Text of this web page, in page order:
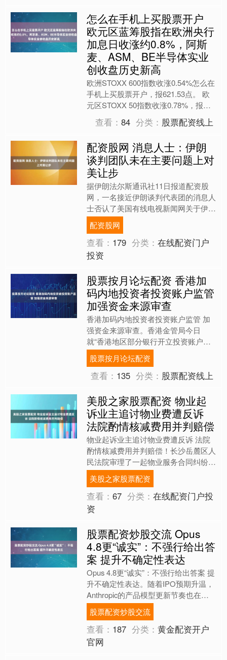
怎么在手机上买股票开户
欧元区蓝筹股指在欧洲央行
加息日收涨约0.8%，阿斯
麦、ASM、BE半导体实业
创收盘历史新高
欧洲STOXX 600指数收涨0.54%怎么在
手机上买股票开户，报621.53点。 欧
元区STOXX 50指数收涨0.78%，报
6056.96点，全天处于上涨状....
查看：84 分类： 股票配资线上
配资股网 消息人士：伊朗
谈判团队未在主要问题上对
美让步
据伊朗法尔斯通讯社11日报道配资股
网，一名接近伊朗谈判代表团的消息人
士否认了美国有线电视新闻网关于伊朗
与美国近期举行新一轮谈判的报道，并
表示伊方在谈判中仍坚持既....
配资股网
查看： 179 分类：在线配资门户
投资
股票按月论坛配资 香港加
码内地投资者投资账户监管
加强资金来源审查
香港加码内地投资者投资账户监管 加
强资金来源审查。香港金管局今日
就“香港地区部分银行开立投资账户需
签署声明”一事作出回应股票按月论坛
配资。相关监管要求已于5月2....
股票按月论坛配资
查看： 135 分类： 股票配资线上
美股之家股票配资 物业起
诉业主追讨物业费遭反诉
法院酌情核减费用并判赔偿
物业起诉业主追讨物业费遭反诉 法院
酌情核减费用并判赔偿！长沙岳麓区人
民法院审理了一起物业服务合同纠纷案
件。某物业公司因业主何某拖欠物业费
将其诉至法院，而何某则反....
美股之家股票配资
查看：67 分类：在线配资门户投
资
股票配资炒股交流 Opus
4.8更“诚实”：不强行给出答
案 提升不确定性表达
Opus 4.8更“诚实”：不强行给出答案 提
升不确定性表达。随着IPO预期升温，
Anthropic的产品模型更新节奏也在加
快。最近，Anthropic发布了两....
股票配资炒股交流
查看： 187 分类：黄金配资开户
官网